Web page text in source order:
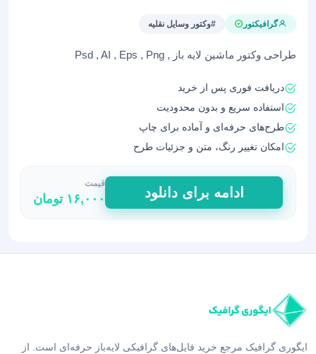
گرافیکتور #وکتور وسایل نقلیه
طراحی وکتور ماشین لایه باز , Psd , AI , Eps , Png
دریافت فوری پس از خرید
استفاده سریع و بدون محدودیت
طرح‌های حرفه‌ای و آماده برای چاپ
امکان تغییر رنگ، متن و جزئیات طرح
وکتور
ماشین
عدد
ادامه برای دانلود
قیمت
۱۶,۰۰۰ تومان
ایگوری گرافیک مرجع خرید فایل‌های گرافیکی لایه‌باز حرفه‌ای است. از